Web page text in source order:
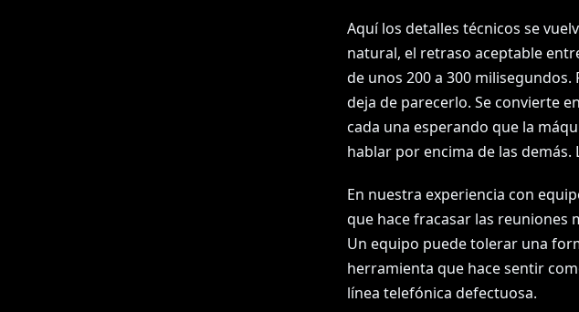
Aquí los detalles técnicos se
natural, el retraso aceptable
de unos 200 a 300
deja de parecerlo. Se convierte
cada una esperando que la
hablar por encima de las demás.
En nuestra experiencia con
que hace fracasar las reuniones
Un equipo puede tolerar una
herramienta que hace sentir
línea telefónica defectuosa.